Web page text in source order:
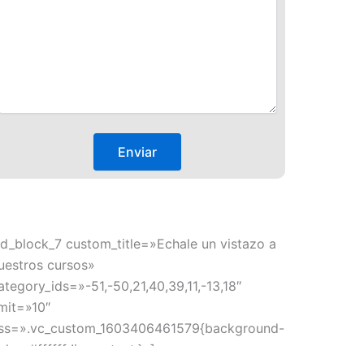
custom_title=»Echale un vistazo a
cursos»
51,-50,21,40,39,11,-13,18″